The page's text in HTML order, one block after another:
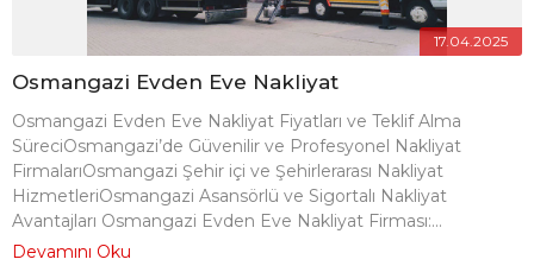
17.04.2025
Osmangazi Evden Eve Nakliyat
Osmangazi Evden Eve Nakliyat Fiyatları ve Teklif Alma
SüreciOsmangazi’de Güvenilir ve Profesyonel Nakliyat
FirmalarıOsmangazi Şehir içi ve Şehirlerarası Nakliyat
HizmetleriOsmangazi Asansörlü ve Sigortalı Nakliyat
Avantajları Osmangazi Evden Eve Nakliyat Firması:...
Devamını Oku